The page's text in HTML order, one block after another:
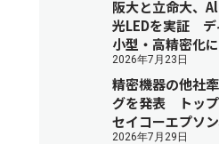
阪大と立命大、
光LEDを実証 デ
小型・高精密化
2026年7月23日
精密機器の他社
グを発表 トップ
セイコーエプソ
2026年7月29日